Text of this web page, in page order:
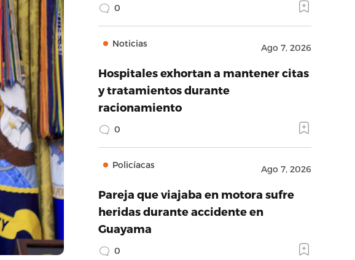
0
Noticias Ago 7, 2026
Hospitales exhortan a mantener citas
y tratamientos durante
racionamiento
0
Policíacas Ago 7, 2026
Pareja que viajaba en motora sufre
heridas durante accidente en
Guayama
0